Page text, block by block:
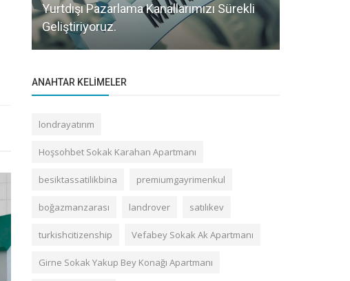
Yurtdışı Pazarlama Kanallarımızı Sürekli
Geliştiriyoruz.
ANAHTAR KELIMELER
londrayatırım
Hoşsohbet Sokak Karahan Apartmanı
besiktassatilikbina premiumgayrimenkul
boğazmanzarası landrover satılıkev
turkishcitizenship Vefabey Sokak Ak Apartmanı
Girne Sokak Yakup Bey Konağı Apartmanı